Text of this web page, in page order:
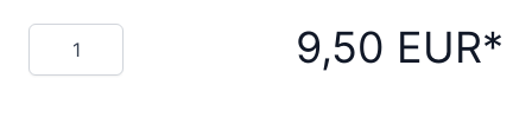
Menge 9,50 EUR